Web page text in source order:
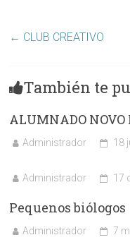
← CLUB CREATIVO
También te
ALUMNADO NOVO
Administrador 18
Administrador 17
Pequenos biólogos
Administrador 7